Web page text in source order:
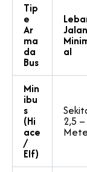
Tip
e
Ar
ma
da
Bus
Jalan
al
Min
ibu
s
(Hi
ace
/
Elf)
2,5